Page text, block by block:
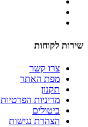
שירות לקוחות
צרו קשר
מפת האתר
תקנון
מדיניות הפרטיות
ביטולים
הצהרת נגישות